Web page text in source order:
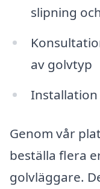
slipning
av golvtyp
Genom vår
beställa flera
golvläggare.